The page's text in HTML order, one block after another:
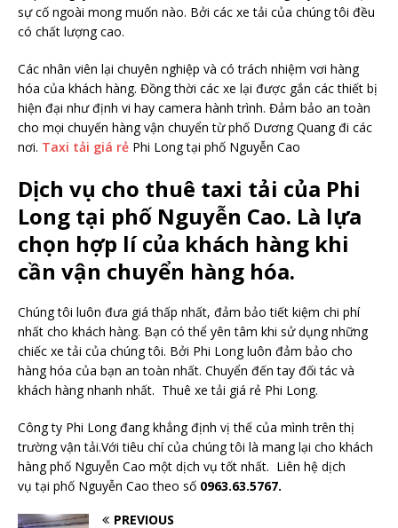
sự cố ngoài mong muốn nào. Bởi các xe tải của chúng tôi đều
có chất lượng cao.
Các nhân viên lại chuyên nghiệp và có trách nhiệm vơi hàng
hóa của khách hàng. Đồng thời các xe lại được gắn các thiết bị
hiện đại như định vi hay camera hành trình. Đảm bảo an toàn
cho mọi chuyến hàng vận chuyển từ phố Dương Quang đi các
nơi. Taxi tải giá rẻ Phi Long tại phố Nguyễn Cao
Dịch vụ cho thuê taxi tải của Phi
Long tại phố Nguyễn Cao. Là lựa
chọn hợp lí của khách hàng khi
cần vận chuyển hàng hóa.
Chúng tôi luôn đưa giá thấp nhất, đảm bảo tiết kiệm chi phí
nhất cho khách hàng. Bạn có thể yên tâm khi sử dụng những
chiếc xe tải của chúng tôi. Bởi Phi Long luôn đảm bảo cho
hàng hóa của bạn an toàn nhất. Chuyển đến tay đối tác và
khách hàng nhanh nhất. Thuê xe tải giá rẻ Phi Long.
Công ty Phi Long đang khẳng định vị thế của mình trên thị
trường vận tải.Với tiêu chí của chúng tôi là mang lại cho khách
hàng phố Nguyễn Cao một dịch vụ tốt nhất. Liên hệ dịch
vụ tại phố Nguyễn Cao theo số 0963.63.5767.
PREVIOUS